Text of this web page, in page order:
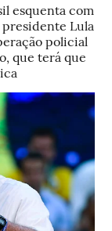
esquenta com
Lula
policial
que terá que